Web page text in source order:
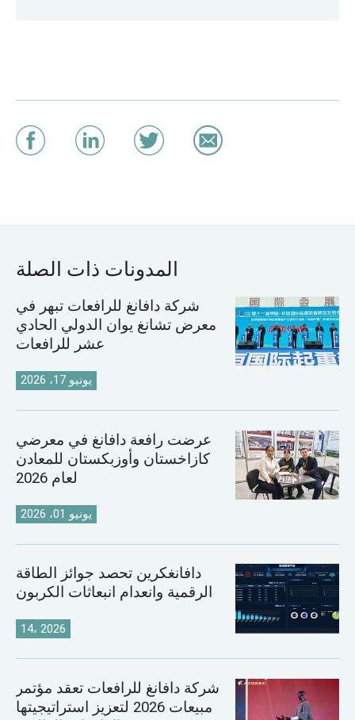
المدونات ذات الصلة
شركة دافانغ للرافعات تبهر في
معرض تشانغ يوان الدولي الحادي
عشر للرافعات
يونيو 17، 2026
عرضت رافعة دافانغ في معرضي
كازاخستان وأوزبكستان للمعادن
لعام 2026
يونيو 01، 2026
دافانغكرين تحصد جوائز الطاقة
الرقمية وانعدام انبعاثات الكربون
14، 2026
شركة دافانغ للرافعات تعقد مؤتمر
مبيعات 2026 لتعزيز استراتيجيتها